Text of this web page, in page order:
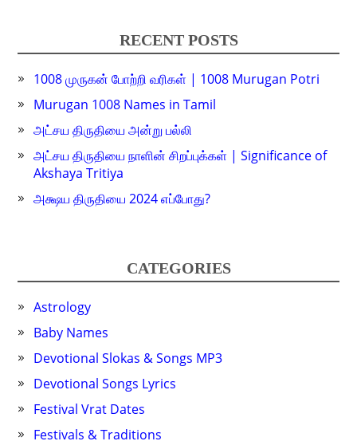
RECENT POSTS
1008 முருகன் போற்றி வரிகள் | 1008 Murugan Potri
Murugan 1008 Names in Tamil
அட்சய திருதியை அன்று பல்லி
அட்சய திருதியை நாளின் சிறப்புக்கள் | Significance of
Akshaya Tritiya
அக்ஷய திருதியை 2024 எப்போது?
CATEGORIES
Astrology
Baby Names
Devotional Slokas & Songs MP3
Devotional Songs Lyrics
Festival Vrat Dates
Festivals & Traditions